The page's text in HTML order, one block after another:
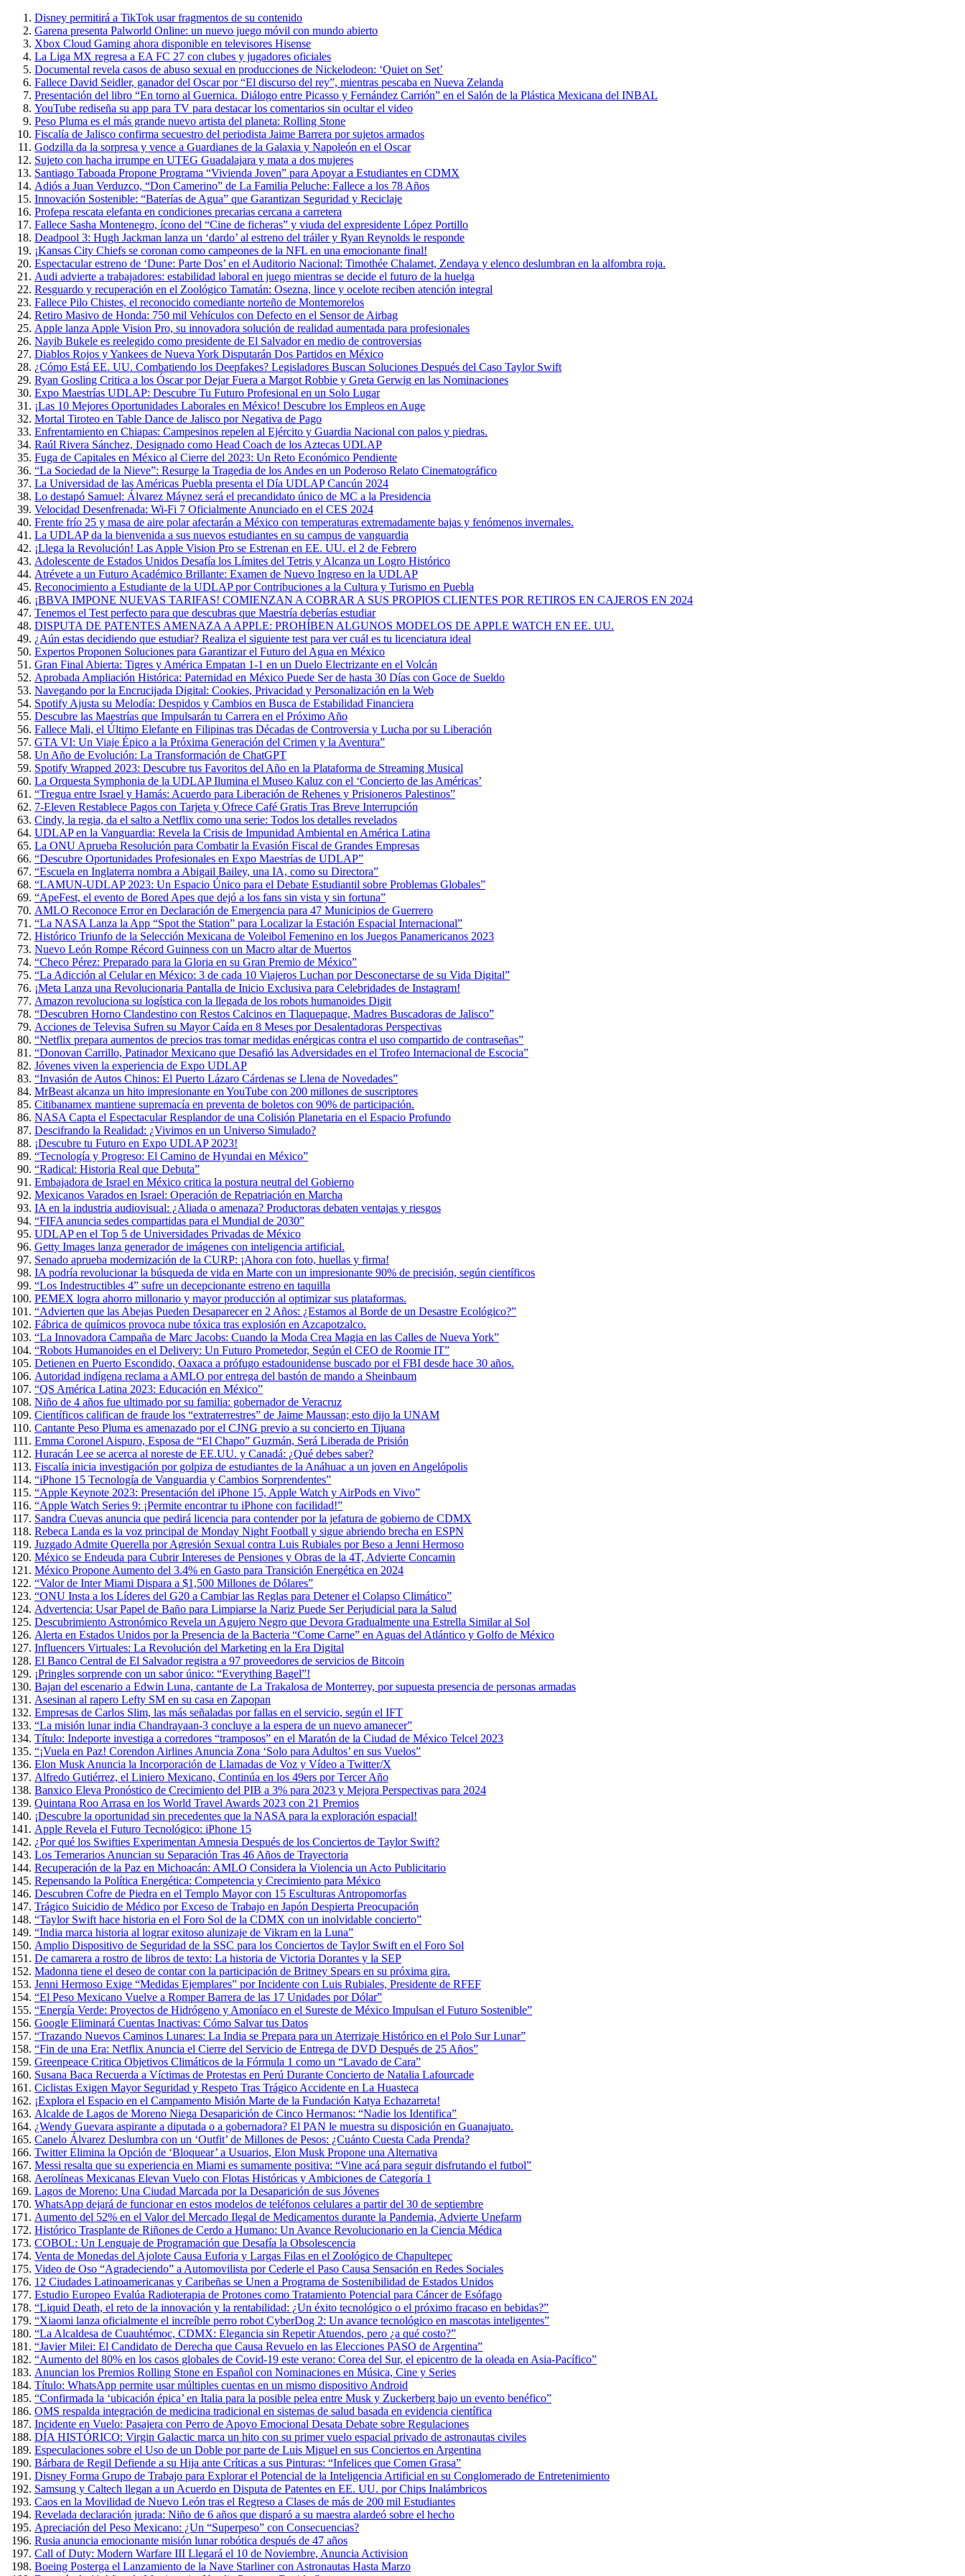
Disney permitirá a TikTok usar fragmentos de su contenido
Garena presenta Palworld Online: un nuevo juego móvil con mundo abierto
Xbox Cloud Gaming ahora disponible en televisores Hisense
La Liga MX regresa a EA FC 27 con clubes y jugadores oficiales
Documental revela casos de abuso sexual en producciones de Nickelodeon: ‘Quiet on Set’
Fallece David Seidler, ganador del Oscar por “El discurso del rey”, mientras pescaba en Nueva Zelanda
Presentación del libro “En torno al Guernica. Diálogo entre Picasso y Fernández Carrión” en el Salón de la Plástica Mexicana del INBAL
YouTube rediseña su app para TV para destacar los comentarios sin ocultar el video
Peso Pluma es el más grande nuevo artista del planeta: Rolling Stone
Fiscalía de Jalisco confirma secuestro del periodista Jaime Barrera por sujetos armados
Godzilla da la sorpresa y vence a Guardianes de la Galaxia y Napoleón en el Oscar
Sujeto con hacha irrumpe en UTEG Guadalajara y mata a dos mujeres
Santiago Taboada Propone Programa “Vivienda Joven” para Apoyar a Estudiantes en CDMX
Adiós a Juan Verduzco, “Don Camerino” de La Familia Peluche: Fallece a los 78 Años
Innovación Sostenible: “Baterías de Agua” que Garantizan Seguridad y Reciclaje
Profepa rescata elefanta en condiciones precarias cercana a carretera
Fallece Sasha Montenegro, ícono del “Cine de ficheras” y viuda del expresidente López Portillo
Deadpool 3: Hugh Jackman lanza un ‘dardo’ al estreno del tráiler y Ryan Reynolds le responde
¡Kansas City Chiefs se coronan como campeones de la NFL en una emocionante final!
Espectacular estreno de ‘Dune: Parte Dos’ en el Auditorio Nacional: Timothée Chalamet, Zendaya y elenco deslumbran en la alfombra roja.
Audi advierte a trabajadores: estabilidad laboral en juego mientras se decide el futuro de la huelga
Resguardo y recuperación en el Zoológico Tamatán: Osezna, lince y ocelote reciben atención integral
Fallece Pilo Chistes, el reconocido comediante norteño de Montemorelos
Retiro Masivo de Honda: 750 mil Vehículos con Defecto en el Sensor de Airbag
Apple lanza Apple Vision Pro, su innovadora solución de realidad aumentada para profesionales
Nayib Bukele es reelegido como presidente de El Salvador en medio de controversias
Diablos Rojos y Yankees de Nueva York Disputarán Dos Partidos en México
¿Cómo Está EE. UU. Combatiendo los Deepfakes? Legisladores Buscan Soluciones Después del Caso Taylor Swift
Ryan Gosling Critica a los Óscar por Dejar Fuera a Margot Robbie y Greta Gerwig en las Nominaciones
Expo Maestrías UDLAP: Descubre Tu Futuro Profesional en un Solo Lugar
¡Las 10 Mejores Oportunidades Laborales en México! Descubre los Empleos en Auge
Mortal Tiroteo en Table Dance de Jalisco por Negativa de Pago
Enfrentamiento en Chiapas: Campesinos repelen al Ejército y Guardia Nacional con palos y piedras.
Raúl Rivera Sánchez, Designado como Head Coach de los Aztecas UDLAP
Fuga de Capitales en México al Cierre del 2023: Un Reto Económico Pendiente
“La Sociedad de la Nieve”: Resurge la Tragedia de los Andes en un Poderoso Relato Cinematográfico
La Universidad de las Américas Puebla presenta el Día UDLAP Cancún 2024
Lo destapó Samuel: Álvarez Máynez será el precandidato único de MC a la Presidencia
Velocidad Desenfrenada: Wi-Fi 7 Oficialmente Anunciado en el CES 2024
Frente frío 25 y masa de aire polar afectarán a México con temperaturas extremadamente bajas y fenómenos invernales.
La UDLAP da la bienvenida a sus nuevos estudiantes en su campus de vanguardia
¡Llega la Revolución! Las Apple Vision Pro se Estrenan en EE. UU. el 2 de Febrero
Adolescente de Estados Unidos Desafía los Límites del Tetris y Alcanza un Logro Histórico
Atrévete a un Futuro Académico Brillante: Examen de Nuevo Ingreso en la UDLAP
Reconocimiento a Estudiante de la UDLAP por Contribuciones a la Cultura y Turismo en Puebla
¡BBVA IMPONE NUEVAS TARIFAS! COMIENZAN A COBRAR A SUS PROPIOS CLIENTES POR RETIROS EN CAJEROS EN 2024
Tenemos el Test perfecto para que descubras que Maestría deberías estudiar
DISPUTA DE PATENTES AMENAZA A APPLE: PROHÍBEN ALGUNOS MODELOS DE APPLE WATCH EN EE. UU.
¿Aún estas decidiendo que estudiar? Realiza el siguiente test para ver cuál es tu licenciatura ideal
Expertos Proponen Soluciones para Garantizar el Futuro del Agua en México
Gran Final Abierta: Tigres y América Empatan 1-1 en un Duelo Electrizante en el Volcán
Aprobada Ampliación Histórica: Paternidad en México Puede Ser de hasta 30 Días con Goce de Sueldo
Navegando por la Encrucijada Digital: Cookies, Privacidad y Personalización en la Web
Spotify Ajusta su Melodía: Despidos y Cambios en Busca de Estabilidad Financiera
Descubre las Maestrías que Impulsarán tu Carrera en el Próximo Año
Fallece Mali, el Último Elefante en Filipinas tras Décadas de Controversia y Lucha por su Liberación
GTA VI: Un Viaje Épico a la Próxima Generación del Crimen y la Aventura”
Un Año de Evolución: La Transformación de ChatGPT
Spotify Wrapped 2023: Descubre tus Favoritos del Año en la Plataforma de Streaming Musical
La Orquesta Symphonia de la UDLAP Ilumina el Museo Kaluz con el ‘Concierto de las Américas’
“Tregua entre Israel y Hamás: Acuerdo para Liberación de Rehenes y Prisioneros Palestinos”
7-Eleven Restablece Pagos con Tarjeta y Ofrece Café Gratis Tras Breve Interrupción
Cindy, la regia, da el salto a Netflix como una serie: Todos los detalles revelados
UDLAP en la Vanguardia: Revela la Crisis de Impunidad Ambiental en América Latina
La ONU Aprueba Resolución para Combatir la Evasión Fiscal de Grandes Empresas
“Descubre Oportunidades Profesionales en Expo Maestrías de UDLAP”
“Escuela en Inglaterra nombra a Abigail Bailey, una IA, como su Directora”
“LAMUN-UDLAP 2023: Un Espacio Único para el Debate Estudiantil sobre Problemas Globales”
“ApeFest, el evento de Bored Apes que dejó a los fans sin vista y sin fortuna”
AMLO Reconoce Error en Declaración de Emergencia para 47 Municipios de Guerrero
“La NASA Lanza la App “Spot the Station” para Localizar la Estación Espacial Internacional”
Histórico Triunfo de la Selección Mexicana de Voleibol Femenino en los Juegos Panamericanos 2023
Nuevo León Rompe Récord Guinness con un Macro altar de Muertos
“Checo Pérez: Preparado para la Gloria en su Gran Premio de México”
“La Adicción al Celular en México: 3 de cada 10 Viajeros Luchan por Desconectarse de su Vida Digital”
¡Meta Lanza una Revolucionaria Pantalla de Inicio Exclusiva para Celebridades de Instagram!
Amazon revoluciona su logística con la llegada de los robots humanoides Digit
“Descubren Horno Clandestino con Restos Calcinos en Tlaquepaque, Madres Buscadoras de Jalisco”
Acciones de Televisa Sufren su Mayor Caída en 8 Meses por Desalentadoras Perspectivas
“Netflix prepara aumentos de precios tras tomar medidas enérgicas contra el uso compartido de contraseñas”
“Donovan Carrillo, Patinador Mexicano que Desafió las Adversidades en el Trofeo Internacional de Escocia”
Jóvenes viven la experiencia de Expo UDLAP
“Invasión de Autos Chinos: El Puerto Lázaro Cárdenas se Llena de Novedades”
MrBeast alcanza un hito impresionante en YouTube con 200 millones de suscriptores
Citibanamex mantiene supremacía en preventa de boletos con 90% de participación.
NASA Capta el Espectacular Resplandor de una Colisión Planetaria en el Espacio Profundo
Descifrando la Realidad: ¿Vivimos en un Universo Simulado?
¡Descubre tu Futuro en Expo UDLAP 2023!
“Tecnología y Progreso: El Camino de Hyundai en México”
“Radical: Historia Real que Debuta”
Embajadora de Israel en México critica la postura neutral del Gobierno
Mexicanos Varados en Israel: Operación de Repatriación en Marcha
IA en la industria audiovisual: ¿Aliada o amenaza? Productoras debaten ventajas y riesgos
“FIFA anuncia sedes compartidas para el Mundial de 2030”
UDLAP en el Top 5 de Universidades Privadas de México
Getty Images lanza generador de imágenes con inteligencia artificial.
Senado aprueba modernización de la CURP: ¡Ahora con foto, huellas y firma!
IA podría revolucionar la búsqueda de vida en Marte con un impresionante 90% de precisión, según científicos
“Los Indestructibles 4” sufre un decepcionante estreno en taquilla
PEMEX logra ahorro millonario y mayor producción al optimizar sus plataformas.
“Advierten que las Abejas Pueden Desaparecer en 2 Años: ¿Estamos al Borde de un Desastre Ecológico?”
Fábrica de químicos provoca nube tóxica tras explosión en Azcapotzalco.
“La Innovadora Campaña de Marc Jacobs: Cuando la Moda Crea Magia en las Calles de Nueva York”
“Robots Humanoides en el Delivery: Un Futuro Prometedor, Según el CEO de Roomie IT”
Detienen en Puerto Escondido, Oaxaca a prófugo estadounidense buscado por el FBI desde hace 30 años.
Autoridad indígena reclama a AMLO por entrega del bastón de mando a Sheinbaum
“QS América Latina 2023: Educación en México”
Niño de 4 años fue ultimado por su familia: gobernador de Veracruz
Científicos califican de fraude los “extraterrestres” de Jaime Maussan; esto dijo la UNAM
Cantante Peso Pluma es amenazado por el CJNG previo a su concierto en Tijuana
Emma Coronel Aispuro, Esposa de “El Chapo” Guzmán, Será Liberada de Prisión
Huracán Lee se acerca al noreste de EE.UU. y Canadá: ¿Qué debes saber?
Fiscalía inicia investigación por golpiza de estudiantes de la Anáhuac a un joven en Angelópolis
“iPhone 15 Tecnología de Vanguardia y Cambios Sorprendentes”
“Apple Keynote 2023: Presentación del iPhone 15, Apple Watch y AirPods en Vivo”
“Apple Watch Series 9: ¡Permite encontrar tu iPhone con facilidad!”
Sandra Cuevas anuncia que pedirá licencia para contender por la jefatura de gobierno de CDMX
Rebeca Landa es la voz principal de Monday Night Football y sigue abriendo brecha en ESPN
Juzgado Admite Querella por Agresión Sexual contra Luis Rubiales por Beso a Jenni Hermoso
México se Endeuda para Cubrir Intereses de Pensiones y Obras de la 4T, Advierte Concamin
México Propone Aumento del 3.4% en Gasto para Transición Energética en 2024
“Valor de Inter Miami Dispara a $1,500 Millones de Dólares”
“ONU Insta a los Líderes del G20 a Cambiar las Reglas para Detener el Colapso Climático”
Advertencia: Usar Papel de Baño para Limpiarse la Nariz Puede Ser Perjudicial para la Salud
Descubrimiento Astronómico Revela un Agujero Negro que Devora Gradualmente una Estrella Similar al Sol
Alerta en Estados Unidos por la Presencia de la Bacteria “Come Carne” en Aguas del Atlántico y Golfo de México
Influencers Virtuales: La Revolución del Marketing en la Era Digital
El Banco Central de El Salvador registra a 97 proveedores de servicios de Bitcoin
¡Pringles sorprende con un sabor único: “Everything Bagel”!
Bajan del escenario a Edwin Luna, cantante de La Trakalosa de Monterrey, por supuesta presencia de personas armadas
Asesinan al rapero Lefty SM en su casa en Zapopan
Empresas de Carlos Slim, las más señaladas por fallas en el servicio, según el IFT
“La misión lunar india Chandrayaan-3 concluye a la espera de un nuevo amanecer”
Título: Indeporte investiga a corredores “tramposos” en el Maratón de la Ciudad de México Telcel 2023
“¡Vuela en Paz! Corendon Airlines Anuncia Zona ‘Solo para Adultos’ en sus Vuelos”
Elon Musk Anuncia la Incorporación de Llamadas de Voz y Vídeo a Twitter/X
Alfredo Gutiérrez, el Liniero Mexicano, Continúa en los 49ers por Tercer Año
Banxico Eleva Pronóstico de Crecimiento del PIB a 3% para 2023 y Mejora Perspectivas para 2024
Quintana Roo Arrasa en los World Travel Awards 2023 con 21 Premios
¡Descubre la oportunidad sin precedentes que la NASA para la exploración espacial!
Apple Revela el Futuro Tecnológico: iPhone 15
¿Por qué los Swifties Experimentan Amnesia Después de los Conciertos de Taylor Swift?
Los Temerarios Anuncian su Separación Tras 46 Años de Trayectoria
Recuperación de la Paz en Michoacán: AMLO Considera la Violencia un Acto Publicitario
Repensando la Política Energética: Competencia y Crecimiento para México
Descubren Cofre de Piedra en el Templo Mayor con 15 Esculturas Antropomorfas
Trágico Suicidio de Médico por Exceso de Trabajo en Japón Despierta Preocupación
“Taylor Swift hace historia en el Foro Sol de la CDMX con un inolvidable concierto”
“India marca historia al lograr exitoso alunizaje de Vikram en la Luna”
Amplio Dispositivo de Seguridad de la SSC para los Conciertos de Taylor Swift en el Foro Sol
De camarera a rostro de libros de texto: La historia de Victoria Dorantes y la SEP
Madonna tiene el deseo de contar con la participación de Britney Spears en su próxima gira.
Jenni Hermoso Exige “Medidas Ejemplares” por Incidente con Luis Rubiales, Presidente de RFEF
“El Peso Mexicano Vuelve a Romper Barrera de las 17 Unidades por Dólar”
“Energía Verde: Proyectos de Hidrógeno y Amoníaco en el Sureste de México Impulsan el Futuro Sostenible”
Google Eliminará Cuentas Inactivas: Cómo Salvar tus Datos
“Trazando Nuevos Caminos Lunares: La India se Prepara para un Aterrizaje Histórico en el Polo Sur Lunar”
“Fin de una Era: Netflix Anuncia el Cierre del Servicio de Entrega de DVD Después de 25 Años”
Greenpeace Critica Objetivos Climáticos de la Fórmula 1 como un “Lavado de Cara”
Susana Baca Recuerda a Víctimas de Protestas en Perú Durante Concierto de Natalia Lafourcade
Ciclistas Exigen Mayor Seguridad y Respeto Tras Trágico Accidente en La Huasteca
¡Explora el Espacio en el Campamento Misión Marte de la Fundación Katya Echazarreta!
Alcalde de Lagos de Moreno Niega Desaparición de Cinco Hermanos: “Nadie los Identifica”
¿Wendy Guevara aspirante a diputada o a gobernadora? El PAN le muestra su disposición en Guanajuato.
Canelo Álvarez Deslumbra con un ‘Outfit’ de Millones de Pesos: ¿Cuánto Cuesta Cada Prenda?
Twitter Elimina la Opción de ‘Bloquear’ a Usuarios, Elon Musk Propone una Alternativa
Messi resalta que su experiencia en Miami es sumamente positiva: “Vine acá para seguir disfrutando el futbol”
Aerolíneas Mexicanas Elevan Vuelo con Flotas Históricas y Ambiciones de Categoría 1
Lagos de Moreno: Una Ciudad Marcada por la Desaparición de sus Jóvenes
WhatsApp dejará de funcionar en estos modelos de teléfonos celulares a partir del 30 de septiembre
Aumento del 52% en el Valor del Mercado Ilegal de Medicamentos durante la Pandemia, Advierte Unefarm
Histórico Trasplante de Riñones de Cerdo a Humano: Un Avance Revolucionario en la Ciencia Médica
COBOL: Un Lenguaje de Programación que Desafía la Obsolescencia
Venta de Monedas del Ajolote Causa Euforia y Largas Filas en el Zoológico de Chapultepec
Video de Oso “Agradeciendo” a Automovilista por Cederle el Paso Causa Sensación en Redes Sociales
12 Ciudades Latinoamericanas y Caribeñas se Unen a Programa de Sostenibilidad de Estados Unidos
Estudio Europeo Evalúa Radioterapia de Protones como Tratamiento Potencial para Cáncer de Esófago
“Liquid Death, el reto de la innovación y la rentabilidad: ¿Un éxito tecnológico o el próximo fracaso en bebidas?”
“Xiaomi lanza oficialmente el increíble perro robot CyberDog 2: Un avance tecnológico en mascotas inteligentes”
“La Alcaldesa de Cuauhtémoc, CDMX: Elegancia sin Repetir Atuendos, pero ¿a qué costo?”
“Javier Milei: El Candidato de Derecha que Causa Revuelo en las Elecciones PASO de Argentina”
“Aumento del 80% en los casos globales de Covid-19 este verano: Corea del Sur, el epicentro de la oleada en Asia-Pacífico”
Anuncian los Premios Rolling Stone en Español con Nominaciones en Música, Cine y Series
Título: WhatsApp permite usar múltiples cuentas en un mismo dispositivo Android
“Confirmada la ‘ubicación épica’ en Italia para la posible pelea entre Musk y Zuckerberg bajo un evento benéfico”
OMS respalda integración de medicina tradicional en sistemas de salud basada en evidencia científica
Incidente en Vuelo: Pasajera con Perro de Apoyo Emocional Desata Debate sobre Regulaciones
DÍA HISTÓRICO: Virgin Galactic marca un hito con su primer vuelo espacial privado de astronautas civiles
Especulaciones sobre el Uso de un Doble por parte de Luis Miguel en sus Conciertos en Argentina
Bárbara de Regil Defiende a su Hija ante Críticas a sus Pinturas: “Infelices que Comen Grasa”
Disney Forma Grupo de Trabajo para Explorar el Potencial de la Inteligencia Artificial en su Conglomerado de Entretenimiento
Samsung y Caltech llegan a un Acuerdo en Disputa de Patentes en EE. UU. por Chips Inalámbricos
Caos en la Movilidad de Nuevo León tras el Regreso a Clases de más de 200 mil Estudiantes
Revelada declaración jurada: Niño de 6 años que disparó a su maestra alardeó sobre el hecho
Apreciación del Peso Mexicano: ¿Un “Superpeso” con Consecuencias?
Rusia anuncia emocionante misión lunar robótica después de 47 años
Call of Duty: Modern Warfare III Llegará el 10 de Noviembre, Anuncia Activision
Boeing Posterga el Lanzamiento de la Nave Starliner con Astronautas Hasta Marzo